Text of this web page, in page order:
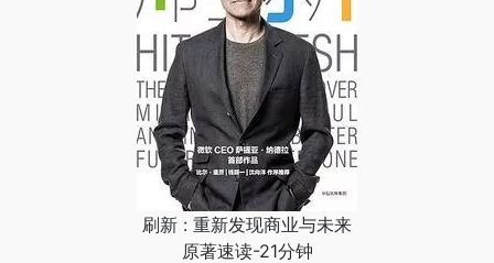
刷新 : 重新发现商业与未来
原著速读-21分钟